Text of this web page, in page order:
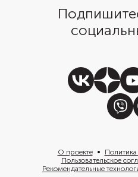
О проекте
Пользовательское
Рекомендательные